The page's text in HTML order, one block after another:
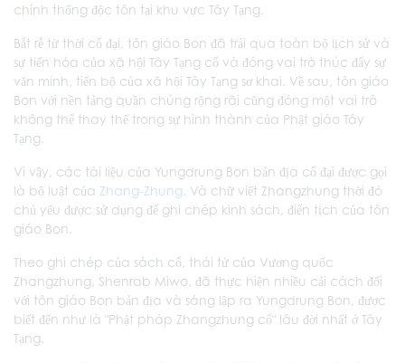
chính thống độc tôn tại khu vực Tây Tạng.
Bắt rễ từ thời cổ đại, tôn giáo Bon đã trải qua toàn bộ lịch sử và
sự tiến hóa của xã hội Tây Tạng cổ và đóng vai trò thúc đẩy sự
văn minh, tiến bộ của xã hội Tây Tạng sơ khai. Về sau, tôn giáo
Bon với nền tảng quần chúng rộng rãi cũng đóng một vai trò
không thể thay thế trong sự hình thành của Phật giáo Tây
Tạng.
Vì vậy, các tài liệu của Yungdrung Bon bản địa cổ đại được gọi
là bộ luật của Zhang-Zhung . Và chữ viết Zhangzhung thời đó
chủ yếu được sử dụng để ghi chép kinh sách, điển tịch của tôn
giáo Bon.
Theo ghi chép của sách cổ, thái tử của Vương quốc
Zhangzhung, Shenrab Miwo, đã thực hiện nhiều cải cách đối
với tôn giáo Bon bản địa và sáng lập ra Yungdrung Bon, được
biết đến như là "Phật pháp Zhangzhung cổ" lâu đời nhất ở Tây
Tạng.